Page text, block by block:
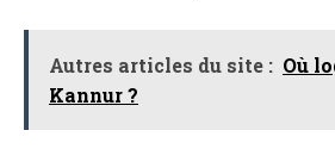
Autres articles du site : Où
Kannur ?